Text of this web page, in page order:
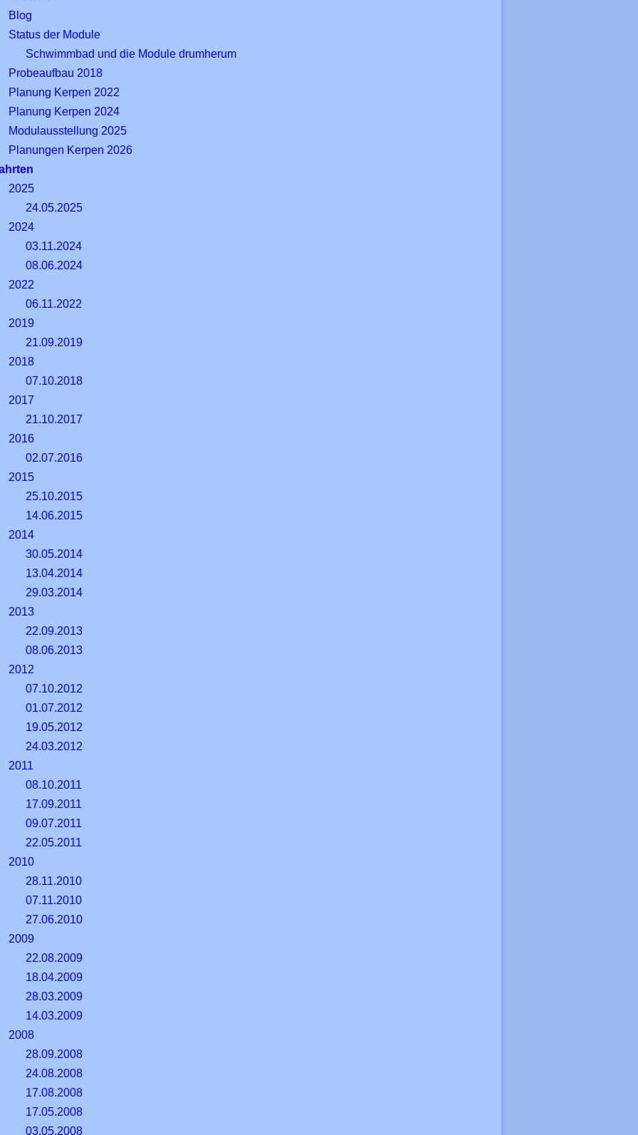
Blog
Status der Module
Schwimmbad und die Module drumherum
Probeaufbau 2018
Planung Kerpen 2022
Planung Kerpen 2024
Modulausstellung 2025
Planungen Kerpen 2026
2025
24.05.2025
2024
03.11.2024
08.06.2024
2022
06.11.2022
2019
21.09.2019
2018
07.10.2018
2017
21.10.2017
2016
02.07.2016
2015
25.10.2015
14.06.2015
2014
30.05.2014
13.04.2014
29.03.2014
2013
22.09.2013
08.06.2013
2012
07.10.2012
01.07.2012
19.05.2012
24.03.2012
2011
08.10.2011
17.09.2011
09.07.2011
22.05.2011
2010
28.11.2010
07.11.2010
27.06.2010
2009
22.08.2009
18.04.2009
28.03.2009
14.03.2009
2008
28.09.2008
24.08.2008
17.08.2008
17.05.2008
03.05.2008